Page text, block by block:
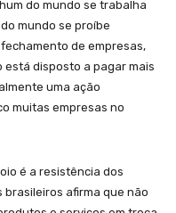
do mundo se trabalha
mundo se proíbe
de empresas,
está disposto a pagar mais
uma ação
muitas empresas no
é a resistência dos
brasileiros afirma que não